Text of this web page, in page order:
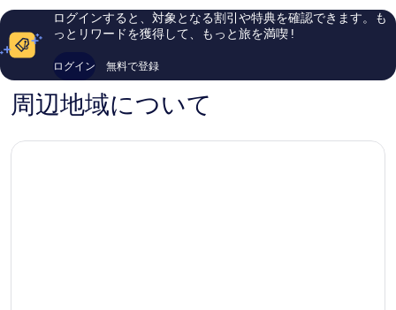
バ
ハ
Gengenbach
い、
コ
ミ
件
の
コ
い、
口
口
ログインすると、対象となる割引や特典を確認できます。も
っとリワードを獲得して、もっと旅を満喫 !
ログイン 無料で登録
周辺地域について